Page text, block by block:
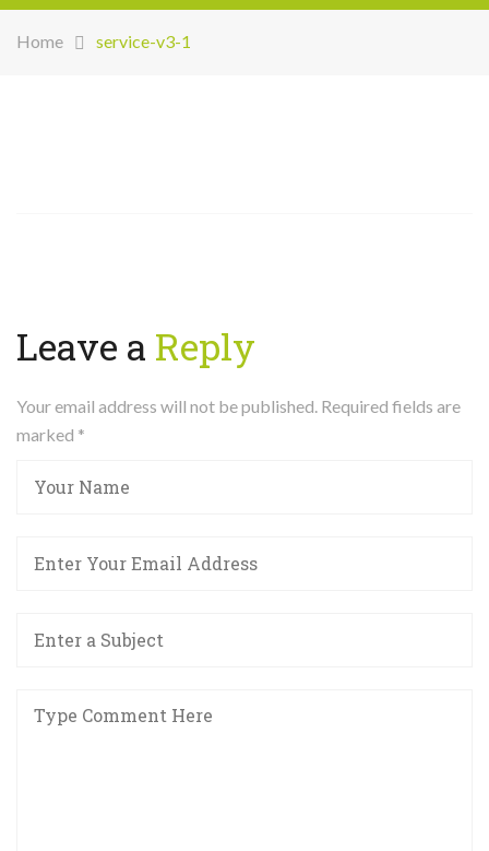
Home service-v3-1
Leave a Reply
Your email address will not be published. Required fields are
marked *